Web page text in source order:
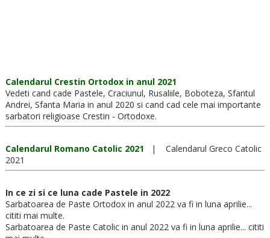
Calendarul Crestin Ortodox in anul 2021
Vedeti cand cade Pastele, Craciunul, Rusaliile, Boboteza, Sfantul
Andrei, Sfanta Maria in anul 2020 si cand cad cele mai importante
sarbatori religioase Crestin - Ortodoxe.
Calendarul Romano Catolic 2021 | Calendarul Greco Catolic
2021
In ce zi si ce luna cade Pastele in 2022
Sarbatoarea de Paste Ortodox in anul 2022 va fi in luna aprilie...
cititi mai multe.
Sarbatoarea de Paste Catolic in anul 2022 va fi in luna aprilie... cititi